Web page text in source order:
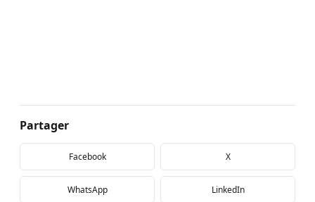
Partager
Facebook X
WhatsApp LinkedIn